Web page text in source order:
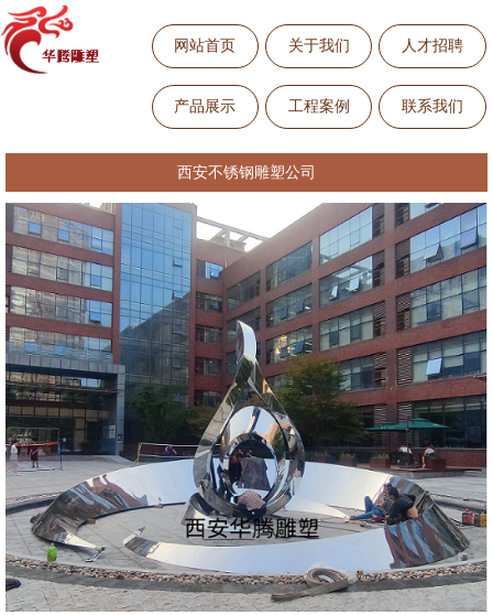
网站首页 关于我们 人才招聘
产品展示 工程案例 联系我们
西安不锈钢雕塑公司